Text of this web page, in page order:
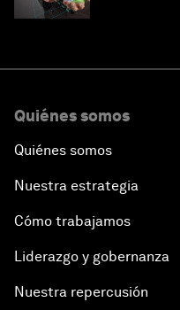
Quiénes somos
Quiénes somos
Nuestra estrategia
Cómo trabajamos
Liderazgo y gobernanza
Nuestra repercusión